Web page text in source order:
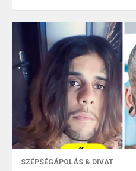
SZÉPSÉGÁPOLÁS & DIVAT